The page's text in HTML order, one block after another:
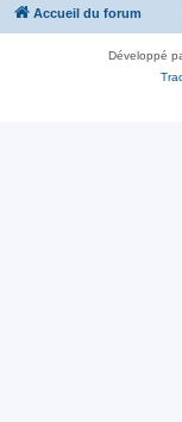
Accueil du forum
Développé